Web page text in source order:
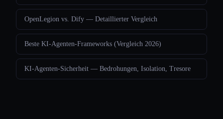
OpenLegion vs. Dify — Detaillierter Vergleich
Beste KI-Agenten-Frameworks (Vergleich 2026)
KI-Agenten-Sicherheit — Bedrohungen, Isolation, Tresore